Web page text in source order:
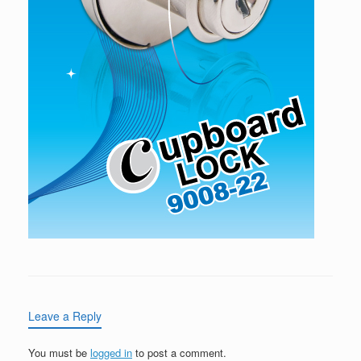
Leave a Reply
You must be logged in to post a comment.